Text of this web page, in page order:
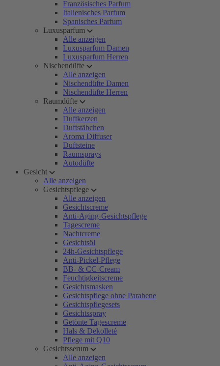
Französisches Parfum
Italienisches Parfum
Spanisches Parfum
Luxusparfum
Alle anzeigen
Luxusparfum Damen
Luxusparfum Herren
Nischendüfte
Alle anzeigen
Nischendüfte Damen
Nischendüfte Herren
Raumdüfte
Alle anzeigen
Duftkerzen
Duftstäbchen
Aroma Diffuser
Duftsteine
Raumsprays
Autodüfte
Gesicht
Alle anzeigen
Gesichtspflege
Alle anzeigen
Gesichtscreme
Anti-Aging-Gesichtspflege
Tagescreme
Nachtcreme
Gesichtsöl
24h-Gesichtspflege
Anti-Pickel-Pflege
BB- & CC-Cream
Feuchtigkeitscreme
Gesichtsmasken
Gesichtspflege ohne Parabene
Gesichtspflegesets
Gesichtsspray
Getönte Tagescreme
Hals & Dekolleté
Pflege mit Q10
Gesichtsserum
Alle anzeigen